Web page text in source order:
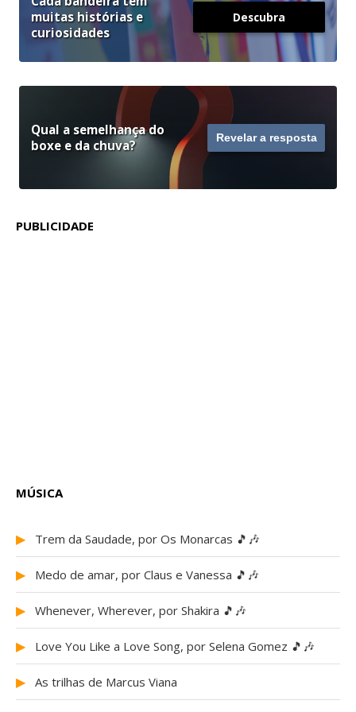
muitas histórias e
curiosidades
Descubra
Qual a semelhança do
boxe e da chuva?
Revelar a resposta
PUBLICIDADE
MÚSICA
▶ Trem da Saudade, por Os Monarcas 🎵🎶
▶ Medo de amar, por Claus e Vanessa 🎵🎶
▶ Whenever, Wherever, por Shakira 🎵🎶
▶ Love You Like a Love Song, por Selena Gomez 🎵🎶
▶ As trilhas de Marcus Viana